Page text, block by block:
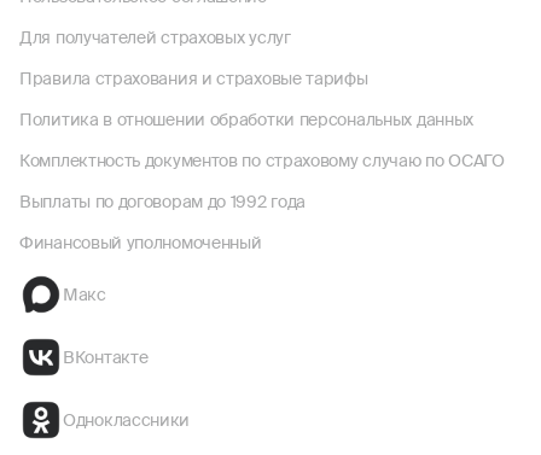
Для получателей страховых услуг
Правила страхования и страховые тарифы
Политика в отношении обработки персональных данных
Комплектность документов по страховому случаю по ОСАГО
Выплаты по договорам до 1992 года
Финансовый уполномоченный
Макс
ВКонтакте
Одноклассники